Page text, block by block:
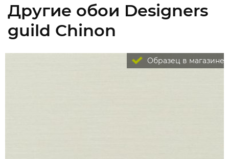
Другие обои Designers
guild Chinon
Образец в магазине